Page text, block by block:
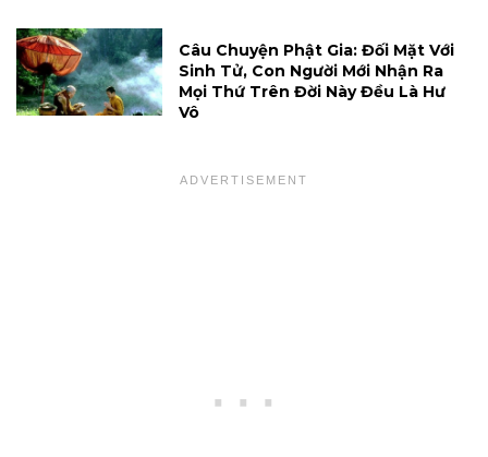
Câu Chuyện Phật Gia: Đối Mặt Với
Sinh Tử, Con Người Mới Nhận Ra
Mọi Thứ Trên Đời Này Đều Là Hư
Vô